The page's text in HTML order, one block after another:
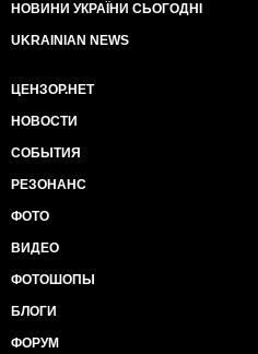
НОВИНИ УКРАЇНИ СЬОГОДНІ
UKRAINIAN NEWS
ЦЕНЗОР.НЕТ
НОВОСТИ
СОБЫТИЯ
РЕЗОНАНС
ФОТО
ВИДЕО
ФОТОШОПЫ
БЛОГИ
ФОРУМ